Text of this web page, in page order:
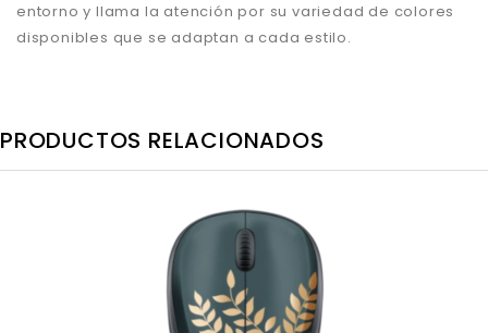
entorno y llama la atención por su variedad de colores
disponibles que se adaptan a cada estilo.
PRODUCTOS RELACIONADOS